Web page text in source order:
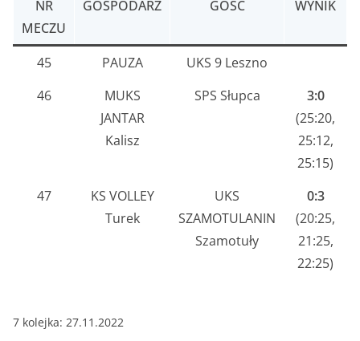
NR
MECZU
GOSPODARZ GOŚĆ WYNIK
45 PAUZA
UKS 9 Leszno
46
MUKS
JANTAR
Kalisz
SPS Słupca
3:0
(25:20,
25:12,
25:15)
47
KS VOLLEY
Turek
UKS
SZAMOTULANIN
Szamotuły
0:3
(20:25,
21:25,
22:25)
7 kolejka: 27.11.2022